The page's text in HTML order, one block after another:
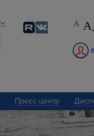
А А
Пресс-центр